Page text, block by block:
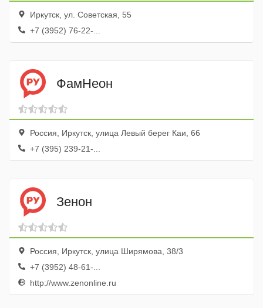
Иркутск, ул. Советская, 55
+7 (3952) 76-22-...
ФамНеон
Россия, Иркутск, улица Левый берег Каи, 66
+7 (395) 239-21-...
Зенон
Россия, Иркутск, улица Ширямова, 38/3
+7 (3952) 48-61-...
http://www.zenonline.ru